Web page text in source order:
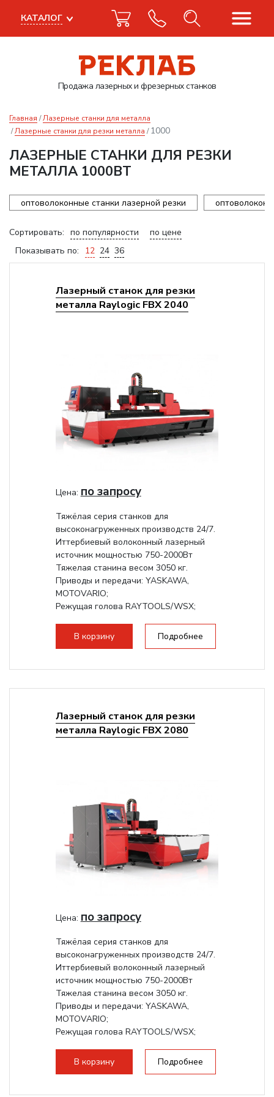
Продажа лазерныхи фрезерных станков
КАТАЛОГ
Главная
Лазерные станки для металла
Лазерные станки для резки металла
1000
ЛАЗЕРНЫЕ СТАНКИ ДЛЯ РЕЗКИ
МЕТАЛЛА 1000ВТ
оптоволоконные станки лазерной резки
Сортировать: по популярности
по цене
Показывать по:
12 24 36
Лазерный станок для резки
металла Raylogic FBX 2040
Цена: по запросу
Тяжёлая серия станков для
высоконагруженных производств 24/7.
Иттербиевый волоконный лазерный
источник мощностью 750-2000Вт
Тяжелая станина весом 3050 кг.
Приводы и передачи: YASKAWA,
MOTOVARIO;
Режущая голова RAYTOOLS/WSX;
В корзину Подробнее
Лазерный станок для резки
металла Raylogic FBX 2080
Цена: по запросу
Тяжёлая серия станков для
высоконагруженных производств 24/7.
Иттербиевый волоконный лазерный
источник мощностью 750-2000Вт
Тяжелая станина весом 3050 кг.
Приводы и передачи: YASKAWA,
MOTOVARIO;
Режущая голова RAYTOOLS/WSX;
В корзину Подробнее